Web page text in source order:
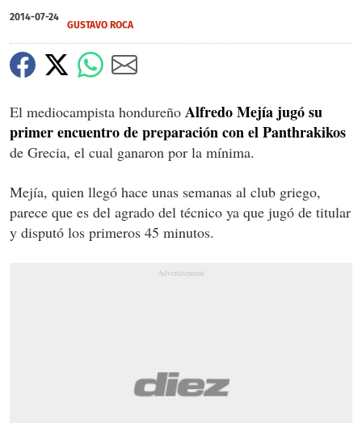
2014-07-24
GUSTAVO ROCA
El mediocampista hondureño Alfredo Mejía jugó su
primer encuentro de preparación con el Panthrakikos
de Grecia, el cual ganaron por la mínima.
Mejía, quien llegó hace unas semanas al club griego,
parece que es del agrado del técnico ya que jugó de titular
y disputó los primeros 45 minutos.